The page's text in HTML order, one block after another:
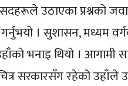
उठाएका प्रश्नको
। सुशासन, मध्यम
भनाइ थियो । आगामी सात
सरकारसँग रहेको